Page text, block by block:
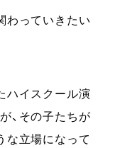
わっていきたい
ハイスクール演
、その子たちが
な立場になって